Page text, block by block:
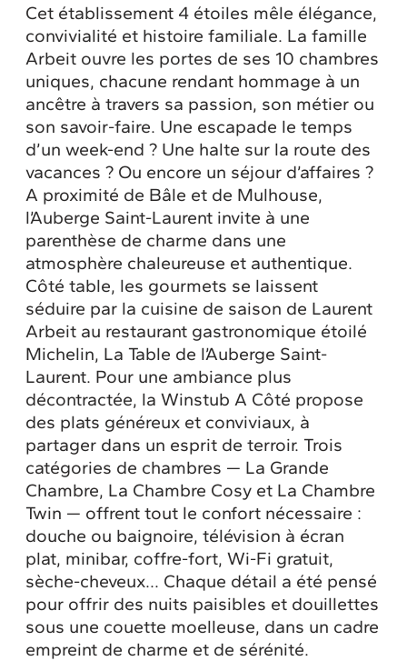
Cet établissement 4 étoiles mêle élégance,
convivialité et histoire familiale. La famille
Arbeit ouvre les portes de ses 10 chambres
uniques, chacune rendant hommage à un
ancêtre à travers sa passion, son métier ou
son savoir-faire. Une escapade le temps
d’un week-end ? Une halte sur la route des
vacances ? Ou encore un séjour d’affaires ?
A proximité de Bâle et de Mulhouse,
l’Auberge Saint-Laurent invite à une
parenthèse de charme dans une
atmosphère chaleureuse et authentique.
Côté table, les gourmets se laissent
séduire par la cuisine de saison de Laurent
Arbeit au restaurant gastronomique étoilé
Michelin, La Table de l’Auberge Saint-
Laurent. Pour une ambiance plus
décontractée, la Winstub A Côté propose
des plats généreux et conviviaux, à
partager dans un esprit de terroir. Trois
catégories de chambres — La Grande
Chambre, La Chambre Cosy et La Chambre
Twin — offrent tout le confort nécessaire :
douche ou baignoire, télévision à écran
plat, minibar, coffre-fort, Wi-Fi gratuit,
sèche-cheveux... Chaque détail a été pensé
pour offrir des nuits paisibles et douillettes
sous une couette moelleuse, dans un cadre
empreint de charme et de sérénité.